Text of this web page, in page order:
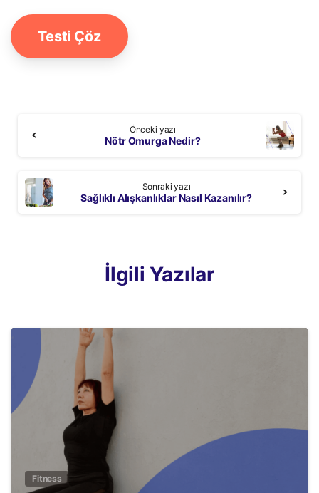
Testi Çöz
Reading
Önceki yazı
Nötr Omurga Nedir?
Sonraki yazı
Sağlıklı Alışkanlıklar Nasıl Kazanılır?
İlgili Yazılar
Fitness